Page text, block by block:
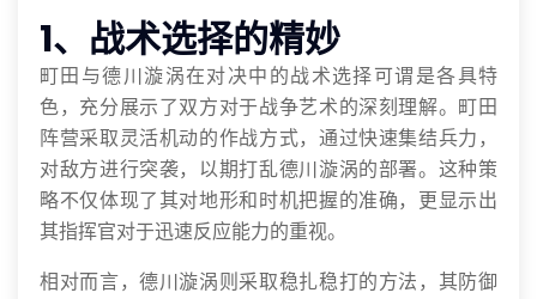
1、战术选择的精妙
町田与德川漩涡在对决中的战术选择可谓是各具特
色，充分展示了双方对于战争艺术的深刻理解。町田
阵营采取灵活机动的作战方式，通过快速集结兵力，
对敌方进行突袭，以期打乱德川漩涡的部署。这种策
略不仅体现了其对地形和时机把握的准确，更显示出
其指挥官对于迅速反应能力的重视。
相对而言，德川漩涡则采取稳扎稳打的方法，其防御